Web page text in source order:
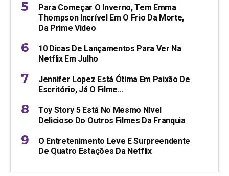
Para Começar O Inverno, Tem Emma
Thompson Incrível Em O Frio Da Morte,
Da Prime Video
10 Dicas De Lançamentos Para Ver Na
Netflix Em Julho
Jennifer Lopez Está Ótima Em Paixão De
Escritório, Já O Filme…
Toy Story 5 Está No Mesmo Nível
Delicioso Do Outros Filmes Da Franquia
O Entretenimento Leve E Surpreendente
De Quatro Estações Da Netflix